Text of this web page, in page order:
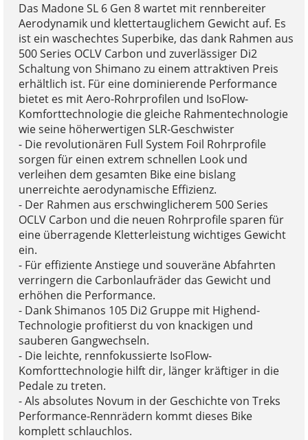
Das Madone SL 6 Gen 8 wartet mit rennbereiter
Aerodynamik und klettertauglichem Gewicht auf. Es
ist ein waschechtes Superbike, das dank Rahmen aus
500 Series OCLV Carbon und zuverlässiger Di2
Schaltung von Shimano zu einem attraktiven Preis
erhältlich ist. Für eine dominierende Performance
bietet es mit Aero-Rohrprofilen und IsoFlow-
Komforttechnologie die gleiche Rahmentechnologie
wie seine höherwertigen SLR-Geschwister
- Die revolutionären Full System Foil Rohrprofile
sorgen für einen extrem schnellen Look und
verleihen dem gesamten Bike eine bislang
unerreichte aerodynamische Effizienz.
- Der Rahmen aus erschwinglicherem 500 Series
OCLV Carbon und die neuen Rohrprofile sparen für
eine überragende Kletterleistung wichtiges Gewicht
ein.
- Für effiziente Anstiege und souveräne Abfahrten
verringern die Carbonlaufräder das Gewicht und
erhöhen die Performance.
- Dank Shimanos 105 Di2 Gruppe mit Highend-
Technologie profitierst du von knackigen und
sauberen Gangwechseln.
- Die leichte, rennfokussierte IsoFlow-
Komforttechnologie hilft dir, länger kräftiger in die
Pedale zu treten.
- Als absolutes Novum in der Geschichte von Treks
Performance-Rennrädern kommt dieses Bike
komplett schlauchlos.